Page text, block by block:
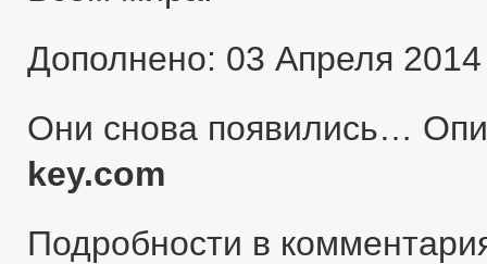
Дополнено: 03 Апреля 2014
Они снова появились…
key.com
Подробности в